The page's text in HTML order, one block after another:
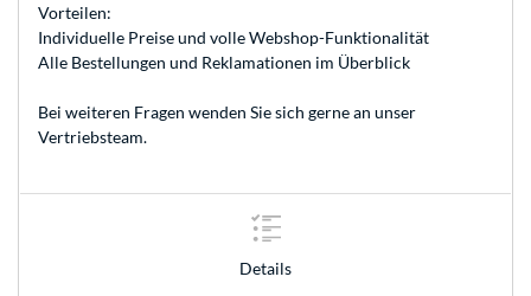
Vorteilen:
Individuelle Preise und volle Webshop-Funktionalität
Alle Bestellungen und Reklamationen im Überblick
Bei weiteren Fragen wenden Sie sich gerne an unser
Vertriebsteam.
Details